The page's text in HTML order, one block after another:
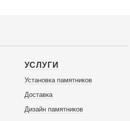
УСЛУГИ
Установка памятников
Доставка
Дизайн памятников